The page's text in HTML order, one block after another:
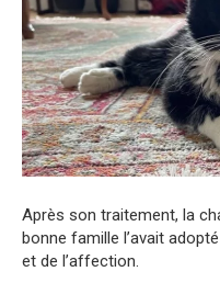
Après son traitement, la
bonne famille l’avait
et de l’affection.